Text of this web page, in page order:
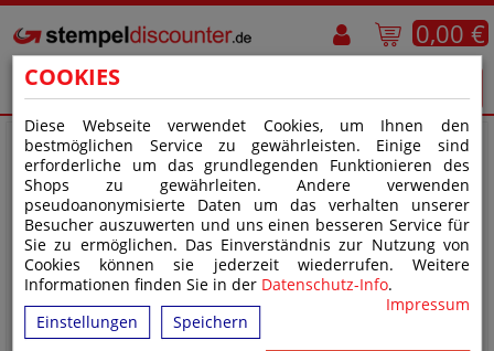
COOKIES
Diese Webseite verwendet Cookies, um Ihnen den
bestmöglichen Service zu gewährleisten. Einige sind
erforderliche um das grundlegenden Funktionieren des
Shops zu gewährleiten. Andere verwenden
pseudoanonymisierte Daten um das verhalten unserer
Besucher auszuwerten und uns einen besseren Service für
Sie zu ermöglichen. Das Einverständnis zur Nutzung von
Cookies können sie jederzeit wiederrufen. Weitere
Informationen finden Sie in der Datenschutz-Info.
Impressum
Einstellungen
Speichern
0,00 €